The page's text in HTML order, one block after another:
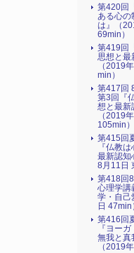
第420回
ある心の
は』（
69min）
第419回
思想と最
（2019
min）
第417回
第3回『
想と最新
（2019
105min）
第415回
『仏教
最新認
8月11日
第418回
心理学講
学・自己
日 47min
第416回
『ヨー
無我と真
（2019